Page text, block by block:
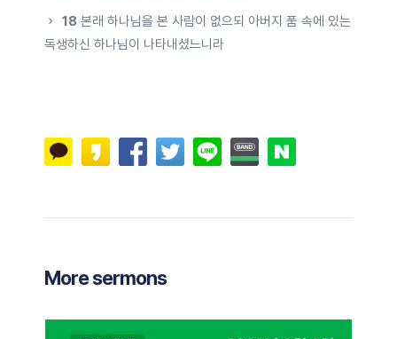
18 본래 하나님을 본 사람이 없으되 아버지 품 속에 있는
독생하신 하나님이 나타내셨느니라
More sermons